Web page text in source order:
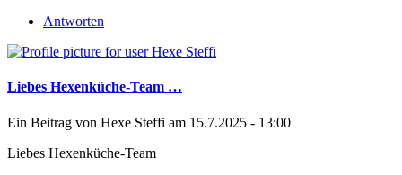
Antworten
Liebes Hexenküche-Team …
Ein Beitrag von Hexe Steffi am 15.7.2025 - 13:00
Liebes Hexenküche-Team